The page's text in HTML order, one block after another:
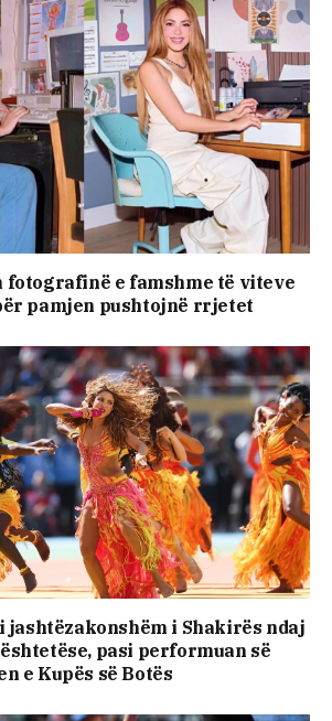
e famshme të viteve
pamjen pushtojnë rrjetet
jashtëzakonshëm i Shakirës ndaj
pasi performuan së
e Kupës së Botës